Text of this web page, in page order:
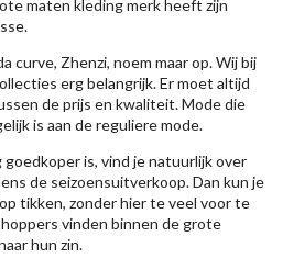
maten kleding merk heeft zijn
curve, Zhenzi, noem maar op. Wij bij
erg belangrijk. Er moet altijd
de prijs en kwaliteit. Mode die
is aan de reguliere mode.
is, vind je natuurlijk over
de seizoensuitverkoop. Dan kun je
tikken, zonder hier te veel voor te
vinden binnen de grote
hun zin.